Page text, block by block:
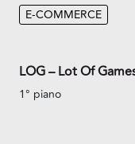
E-COMMERCE
LOG – Lot Of
1° piano